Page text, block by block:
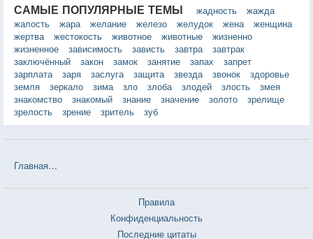
САМЫЕ ПОПУЛЯРНЫЕ ТЕМЫ жадность
жажда
жалость
жара желание железо желудок жена
женщина
жертва
жестокость животное животные
жизненно
жизненное
зависимость зависть завтра
завтрак
заключённый
закон замок занятие запах
запрет
зарплата
заря заслуга защита звезда звонок
здоровье
земля
зеркало зима зло злоба злодей злость
змея
знакомство
знакомый знание значение золото
зрелище
зрелость
зрение зритель зуб
Главная
Правила
Конфиденциальность
Последние цитаты